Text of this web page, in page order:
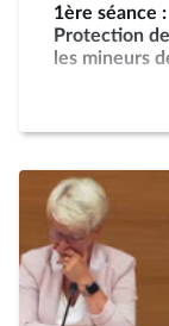
1ère séance
Protection
les mineurs